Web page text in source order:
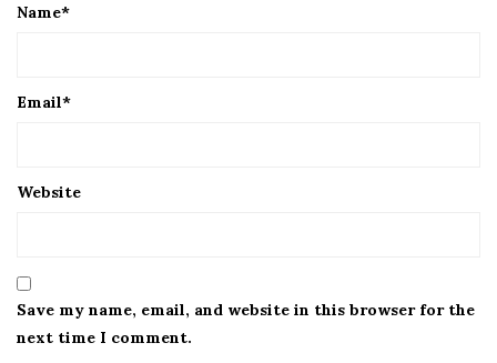
Name*
Email*
Website
Save my name, email, and website in this browser for the
next time I comment.